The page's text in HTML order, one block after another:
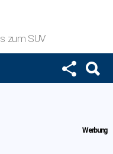
zum SUV
Werbung